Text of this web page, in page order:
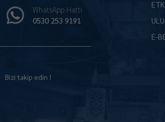
WhatsApp Hattı
0530 253 9191
Bizi takip edin !
E-